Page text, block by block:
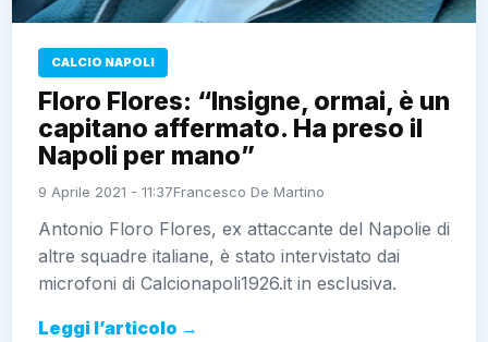
CALCIO NAPOLI
Floro Flores: “Insigne, ormai, è un
capitano affermato. Ha preso il
Napoli per mano”
9 Aprile 2021 - 11:37Francesco De Martino
Antonio Floro Flores, ex attaccante del Napolie di
altre squadre italiane, è stato intervistato dai
microfoni di Calcionapoli1926.it in esclusiva.
Leggi l’articolo →